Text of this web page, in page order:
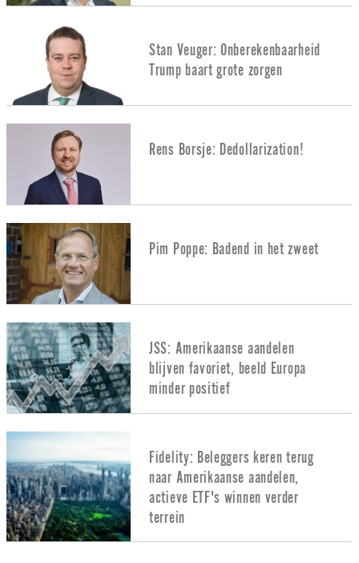
Stan Veuger: Onberekenbaarheid
Trump baart grote zorgen
Rens Borsje: Dedollarization!
Pim Poppe: Badend in het zweet
JSS: Amerikaanse aandelen
blijven favoriet, beeld Europa
minder positief
Fidelity: Beleggers keren terug
naar Amerikaanse aandelen,
actieve ETF's winnen verder
terrein